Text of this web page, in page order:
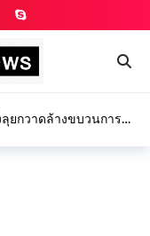
ยกวาดล้างขบวนการ
อยครั้งในพื้นที่